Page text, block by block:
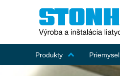
Produkty Priemysel